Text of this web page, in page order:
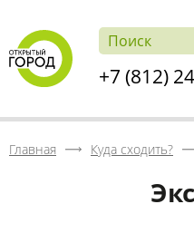
+7 (812)
Главная Куда сходить?